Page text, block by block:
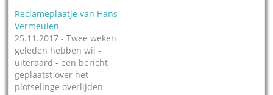
afgelopen 40 jaar
ontelbaar veel hits, maar
ook reclames en jingles
gezongen en op zijn
naam gezet. Hij zong in
koortjes met andere
toppers…
Reclameplaatje van Hans
Vermeulen
25.11.2017 - Twee weken
geleden hebben wij -
uiteraard - een bericht
geplaatst over het
plotselinge overlijden